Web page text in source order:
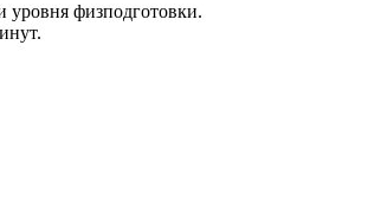
уровня физподготовки.